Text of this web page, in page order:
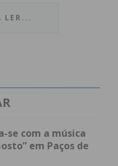
na Igreja
no sábado, dia 20,
em Paços de
último dia, dia 21,
LER...
se com a música
em Paços de